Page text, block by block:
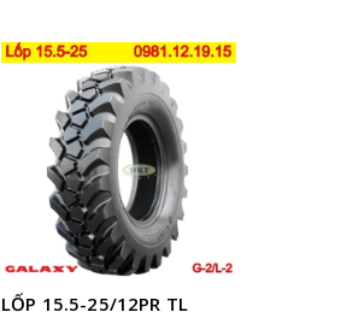
LỐP 15.5-25/12PR TL